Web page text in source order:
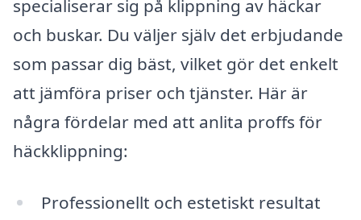
specialiserar sig på klippning av häckar
och buskar. Du väljer själv det erbjudande
som passar dig bäst, vilket gör det enkelt
att jämföra priser och tjänster. Här är
några fördelar med att anlita proffs för
häckklippning:
Professionellt och estetiskt resultat